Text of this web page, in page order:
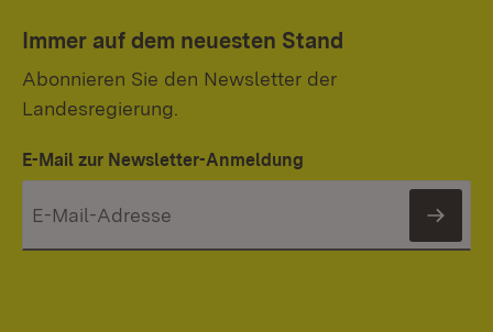
Immer auf dem neuesten Stand
Abonnieren Sie den Newsletter der
Landesregierung.
E-Mail zur Newsletter-Anmeldung